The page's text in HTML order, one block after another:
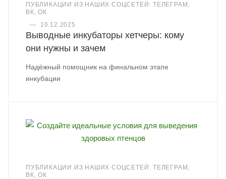
ПУБЛИКАЦИИ ИЗ НАШИХ СОЦСЕТЕЙ: ТЕЛЕГРАМ,
ВК, ОК
—
10.12.2025
Выводные инкубаторы хетчеры: кому
они нужны и зачем
Надёжный помощник на финальном этапе
инкубации
ПУБЛИКАЦИИ ИЗ НАШИХ СОЦСЕТЕЙ: ТЕЛЕГРАМ,
ВК, ОК